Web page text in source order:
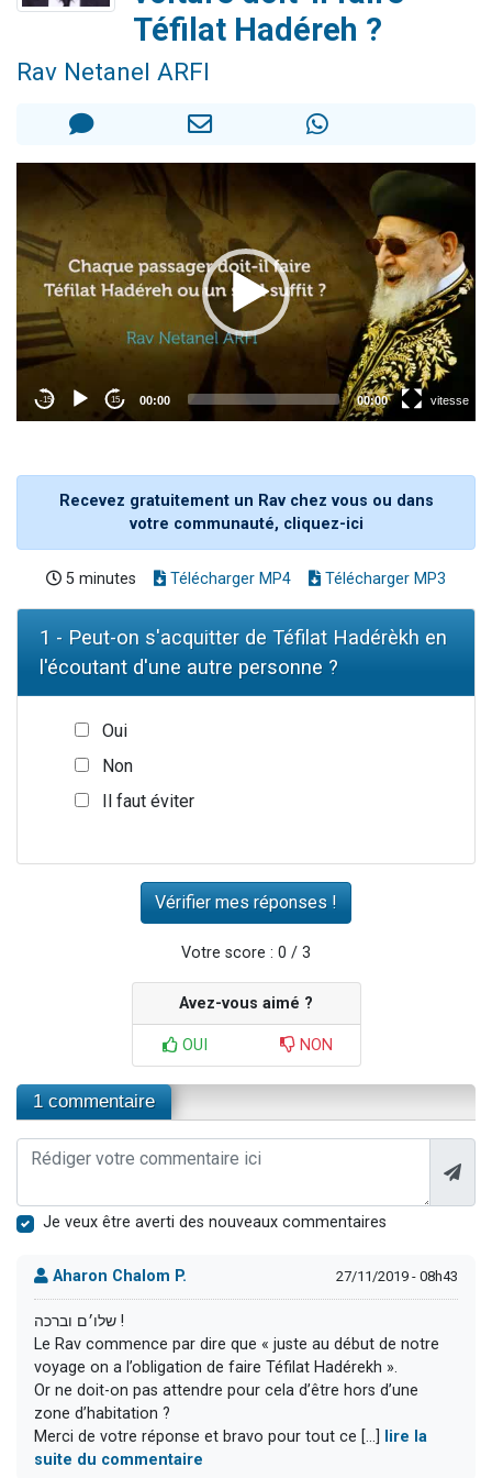
Ariel vient de donner son Maasser
Nathaniel vient de donner son Maasser
Téfilat Hadéreh ?
Rav Netanel ARFI
Recevez gratuitement un Rav chez vous ou dans
votre communauté, cliquez-ici
5 minutes Télécharger MP4 Télécharger MP3
1 - Peut-on s'acquitter de Téfilat Hadérèkh en
l'écoutant d'une autre personne ?
Oui
Non
Il faut éviter
Votre score : 0 / 3
Avez-vous aimé ?
OUI NON
1 commentaire
Je veux être averti des nouveaux commentaires
Aharon Chalom P. 27/11/2019 - 08h43
שלו׳ם וברכה !
Le Rav commence par dire que « juste au début de notre
voyage on a l’obligation de faire Téfilat Hadérekh ».
Or ne doit-on pas attendre pour cela d’être hors d’une
zone d’habitation ?
Merci de votre réponse et bravo pour tout ce [...]
lire la
suite du commentaire